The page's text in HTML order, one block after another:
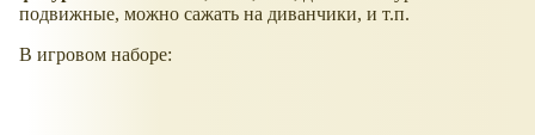
подвижные, можно сажать на диванчики, и т.п.
В игровом наборе: